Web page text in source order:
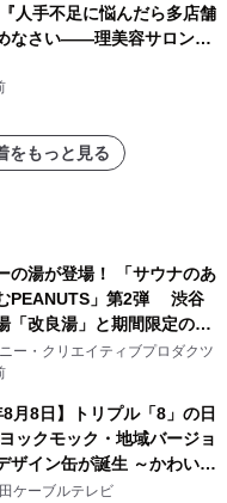
人手不足に悩んだら多店舗
なさい――理美容サロン
開」の教科書』2026年8月
発売
をもっと見る
の湯が登場！ 「サウナのあ
PEANUTS」第2弾 渋谷
「改良湯」と期間限定のコ
ョン サウナイキタイコラ
発売決定！
ー・クリエイティブプロダクツ
8月8日】トリプル「8」の日
ックモック・地域バージョ
ザイン缶が誕生 ～かわいい
犬と秋田の四季と名所を巡
ケーブルテレビ